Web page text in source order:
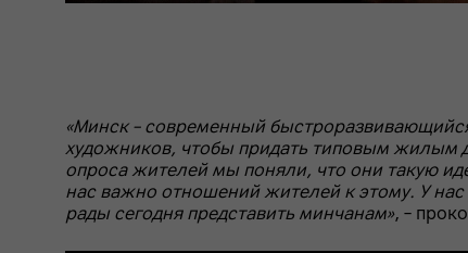
«Минск – современный
художников, чтобы придать типовым жилым
опроса жителей мы поняли, что они такую
нас важно отношений жителей к этому. У
рады сегодня представить минчанам», –